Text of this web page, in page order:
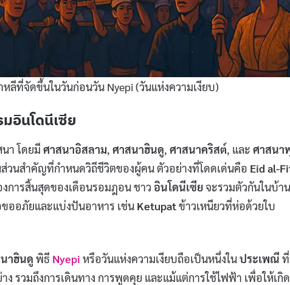
ลีที่จัดขึ้นในวันก่อนวัน Nyepi (วันแห่งความเงียบ)
อินโดนีเซีย
า โดยมี ศาสนาอิสลาม, ศาสนาฮินดู, ศาสนาคริสต์, และ ศาสนา
ส่วนสำคัญที่กำหนดวิถีชีวิตของผู้คน ตัวอย่างที่โดดเด่นคือ Eid al-
งการสิ้นสุดของเดือนรอมฎอน ชาว อินโดนีเซียจะรวมตัวกันในบ้าน
ออภัยและแบ่งปันอาหาร เช่น Ketupatข้าวเหนียวที่ห่อด้วยใบ
าฮินดู พิธี Nyepi หรือวันแห่งความเงียบถือเป็นหนึ่งในประเพณี
รวมถึงการเดินทาง การพูดคุย และแม้แต่การใช้ไฟฟ้า เพื่อให้เกิด